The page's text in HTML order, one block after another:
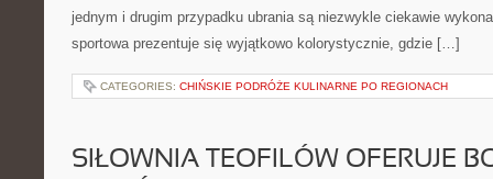
jednym i drugim przypadku ubrania są niezwykle ciekawie
sportowa prezentuje się wyjątkowo kolorystycznie, gdzie […]
CATEGORIES: CHIŃSKIE PODRÓŻE KULINARNE PO REGIONACH
SIŁOWNIA TEOFILÓW OFERUJE